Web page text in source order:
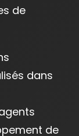
de
dans
de